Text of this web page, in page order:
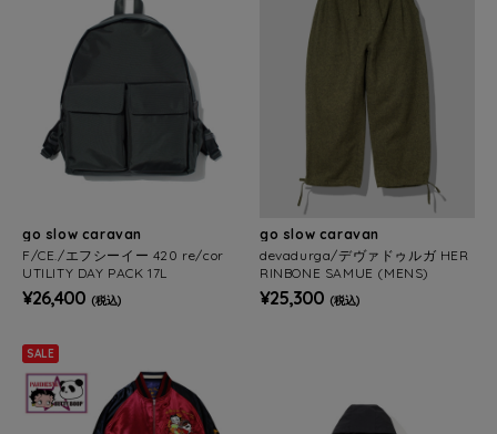
go slow caravan
F/CE./エフシーイー 420 re/cor
UTILITY DAY PACK 17L
¥26,400 (税込)
go slow caravan
devadurga/デヴァドゥルガ HER
RINBONE SAMUE (MENS)
¥25,300 (税込)
SALE